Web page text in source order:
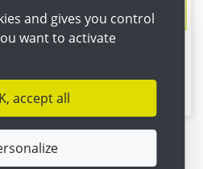
and gives you control
want to activate
accept all